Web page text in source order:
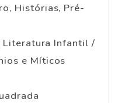
Histórias, Pré-
Literatura Infantil /
e Míticos